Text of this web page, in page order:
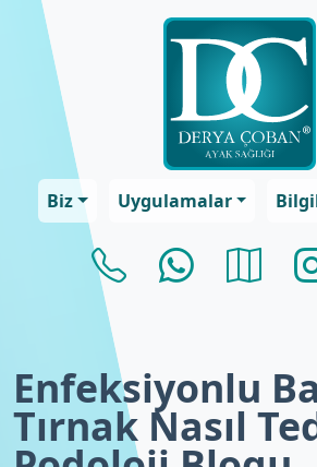
Biz Uygulamalar
Enfeksiyonlu
Tırnak Nasıl